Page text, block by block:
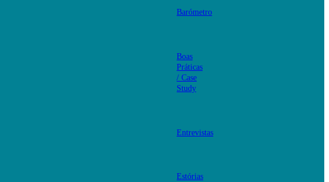
Barómetro
Boas
Práticas
/ Case
Study
Entrevistas
Estórias